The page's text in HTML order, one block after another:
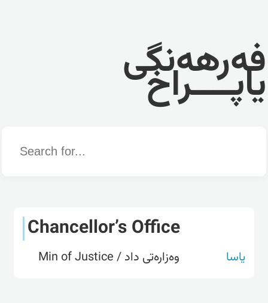
فەرهەنگی
یاپــــراخ
Word
Chancellor’s Office
یاسا وەزارەتی داد / Min of Justice